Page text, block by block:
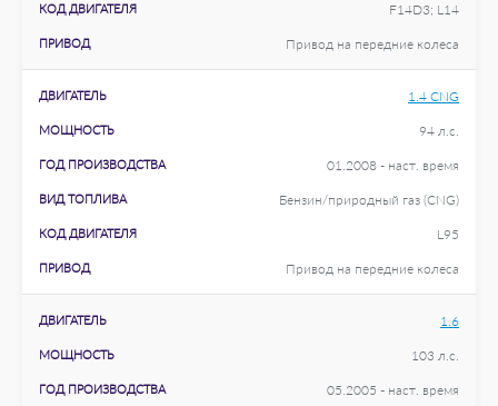
КОД ДВИГАТЕЛЯ F14D3; L14
ПРИВОД Привод на передние колеса
ДВИГАТЕЛЬ 1.4 CNG
МОЩНОСТЬ 94 л.с.
ГОД ПРОИЗВОДСТВА 01.2008 - наст. время
ВИД ТОПЛИВА Бензин/природный газ (CNG)
КОД ДВИГАТЕЛЯ L95
ПРИВОД Привод на передние колеса
ДВИГАТЕЛЬ 1.6
МОЩНОСТЬ 103 л.с.
ГОД ПРОИЗВОДСТВА 05.2005 - наст. время